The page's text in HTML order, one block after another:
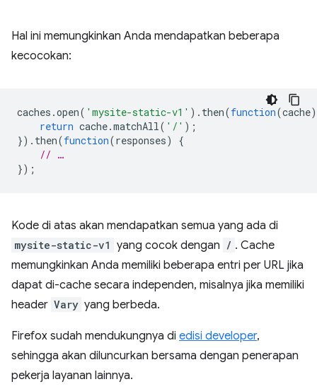
Hal ini memungkinkan Anda mendapatkan beberapa
kecocokan:
caches .open( 'mysite-static-v1' ). then(function(cache)
return cache.matchAll( '/' );
}). then(function(responses)
{
// …
});
Kode di atas akan mendapatkan semua yang ada di
mysite-static-v1 yang cocok dengan / . Cache
memungkinkan Anda memiliki beberapa entri per URL jika
dapat di-cache secara independen, misalnya jika memiliki
header Vary yang berbeda.
Firefox sudah mendukungnya di edisi developer,
sehingga akan diluncurkan bersama dengan penerapan
pekerja layanan lainnya.